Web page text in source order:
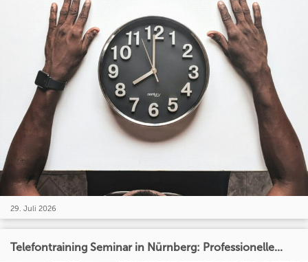
29. Juli 2026
Telefontraining Seminar in Nürnberg: Professionelle...